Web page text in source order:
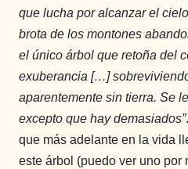
que lucha por alcanzar el
brota de los montones
el único árbol que retoña del
exuberancia […]
aparentemente sin tierra. Se
excepto que hay demasiados”
que más adelante en la vida
este árbol (puedo ver uno por